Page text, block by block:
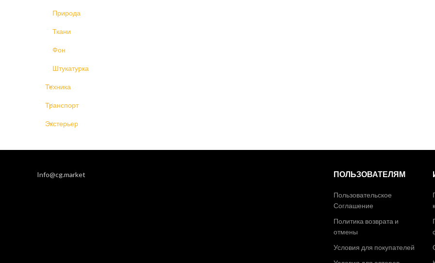
Природа
Ткани
Фон
Штукатурка
Техника
Транспорт
Экстерьер
Info@cg.market ПОЛЬЗОВАТЕЛЯМ
Пользовательское
Соглашение
Политика возврата и
отмены
Условия для покупателей